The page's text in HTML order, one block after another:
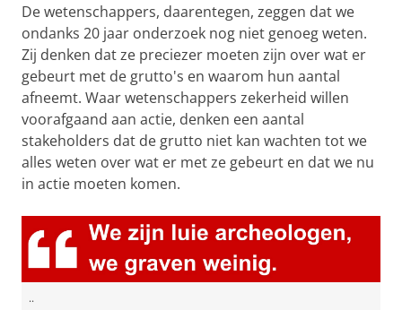
De wetenschappers, daarentegen, zeggen dat we
ondanks 20 jaar onderzoek nog niet genoeg weten.
Zij denken dat ze preciezer moeten zijn over wat er
gebeurt met de grutto's en waarom hun aantal
afneemt. Waar wetenschappers zekerheid willen
voorafgaand aan actie, denken een aantal
stakeholders dat de grutto niet kan wachten tot we
alles weten over wat er met ze gebeurt en dat we nu
in actie moeten komen.
..